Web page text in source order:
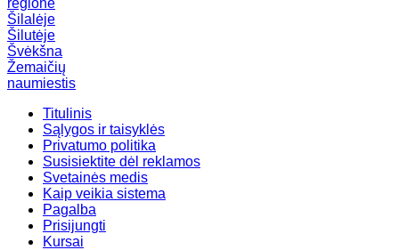
regione
Šilalėje
Šilutėje
Švėkšna
Žemaičių
naumiestis
Titulinis
Sąlygos ir taisyklės
Privatumo politika
Susisiektite dėl reklamos
Svetainės medis
Kaip veikia sistema
Pagalba
Prisijungti
Kursai